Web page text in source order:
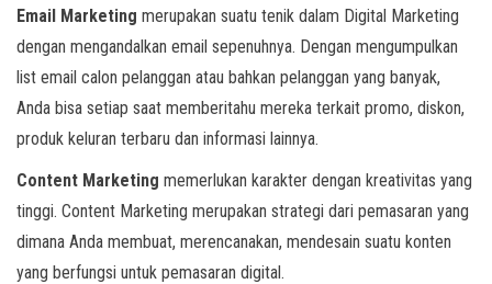
Email Marketing merupakan suatu tenik dalam Digital Marketing
dengan mengandalkan email sepenuhnya. Dengan mengumpulkan
list email calon pelanggan atau bahkan pelanggan yang banyak,
Anda bisa setiap saat memberitahu mereka terkait promo, diskon,
produk keluran terbaru dan informasi lainnya.
Content Marketing memerlukan karakter dengan kreativitas yang
tinggi. Content Marketing merupakan strategi dari pemasaran yang
dimana Anda membuat, merencanakan, mendesain suatu konten
yang berfungsi untuk pemasaran digital.